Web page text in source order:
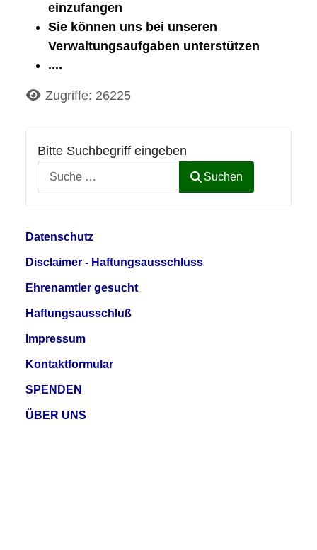
Bitte Suchbegriff eingeben
Suchen
einzufangen
Sie können uns bei unseren
Verwaltungsaufgaben unterstützen
....
DetailsZugriffe: 26225
Datenschutz
Disclaimer - Haftungsausschluss
Ehrenamtler gesucht
Haftungsausschluß
Impressum
Kontaktformular
SPENDEN
ÜBER UNS